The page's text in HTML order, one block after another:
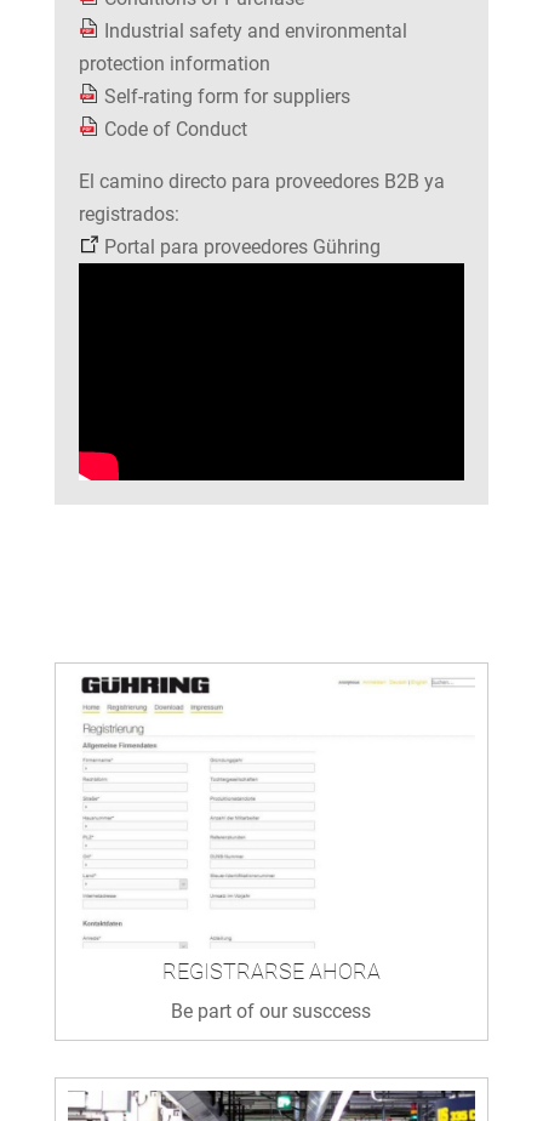
Industrial safety and environmental
protection information
Self-rating form for suppliers
Code of Conduct
El camino directo para proveedores B2B ya
registrados:
Portal para proveedores Gühring
REGISTRARSE AHORA
Be part of our susccess